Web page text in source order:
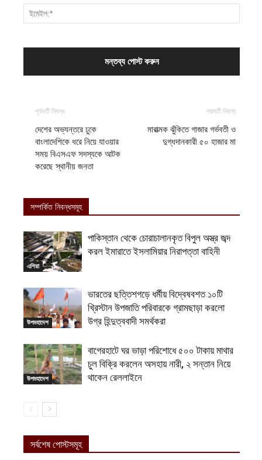
পূর্ববর্তী নিবন্ধ
দেশের অভ্যন্তরে ঢুকে
বাংলাদেশিকে ধরে নিয়ে যাওয়ার
সময় বিএসএফ সদস্যকে আটক
করেছে স্থানীয় জনতা
পরবর্তী নিবন্ধ
মারাত্মক ঝুঁকিতে গাজার গর্ভবতী ও
দুগ্ধদানকারী ৫০ হাজার মা
সম্পর্কিত নিবন্ধসমূহ
এশিয়া
পাকিস্তান থেকে চোরাচালানকৃত বিপুল অস্ত্র জব্দ
করল ইমারাতে ইসলামিয়ার নিরাপত্তা বাহিনী
উপমহাদেশ
ভারতের ছত্তিশগড়ে ধর্মীয় বিদ্বেষবশত ১০টি
খ্রিস্টান উপজাতি পরিবারকে গ্রামছাড়া করলো
উগ্র হিন্দুত্ববাদী সমর্থকরা
উপমহাদেশ
বাগেরহাটে ঘর ভাড়া পরিশোধে ৫০০ টাকায় মাথার
চুল বিক্রি করলেন অসহায় নারী, ২ সন্তান নিয়ে
থাকেন রেললাইনে
সর্বশেষ পোস্টসমূহ